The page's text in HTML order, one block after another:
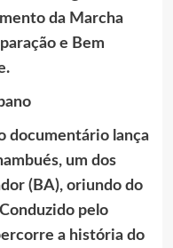
da Marcha
e Bem
.
documentário lança
um dos
(BA), oriundo do
pelo
a história do